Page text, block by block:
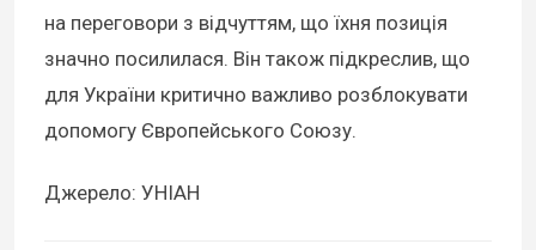
на переговори з відчуттям, що їхня позиція
значно посилилася. Він також підкреслив, що
для України критично важливо розблокувати
допомогу Європейського Союзу.
Джерело: УНІАН